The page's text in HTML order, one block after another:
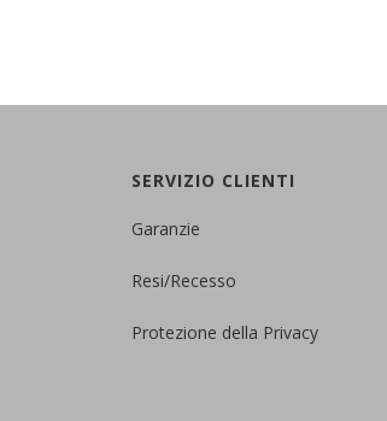
SERVIZIO CLIENTI
Garanzie
Resi/Recesso
Protezione della Privacy